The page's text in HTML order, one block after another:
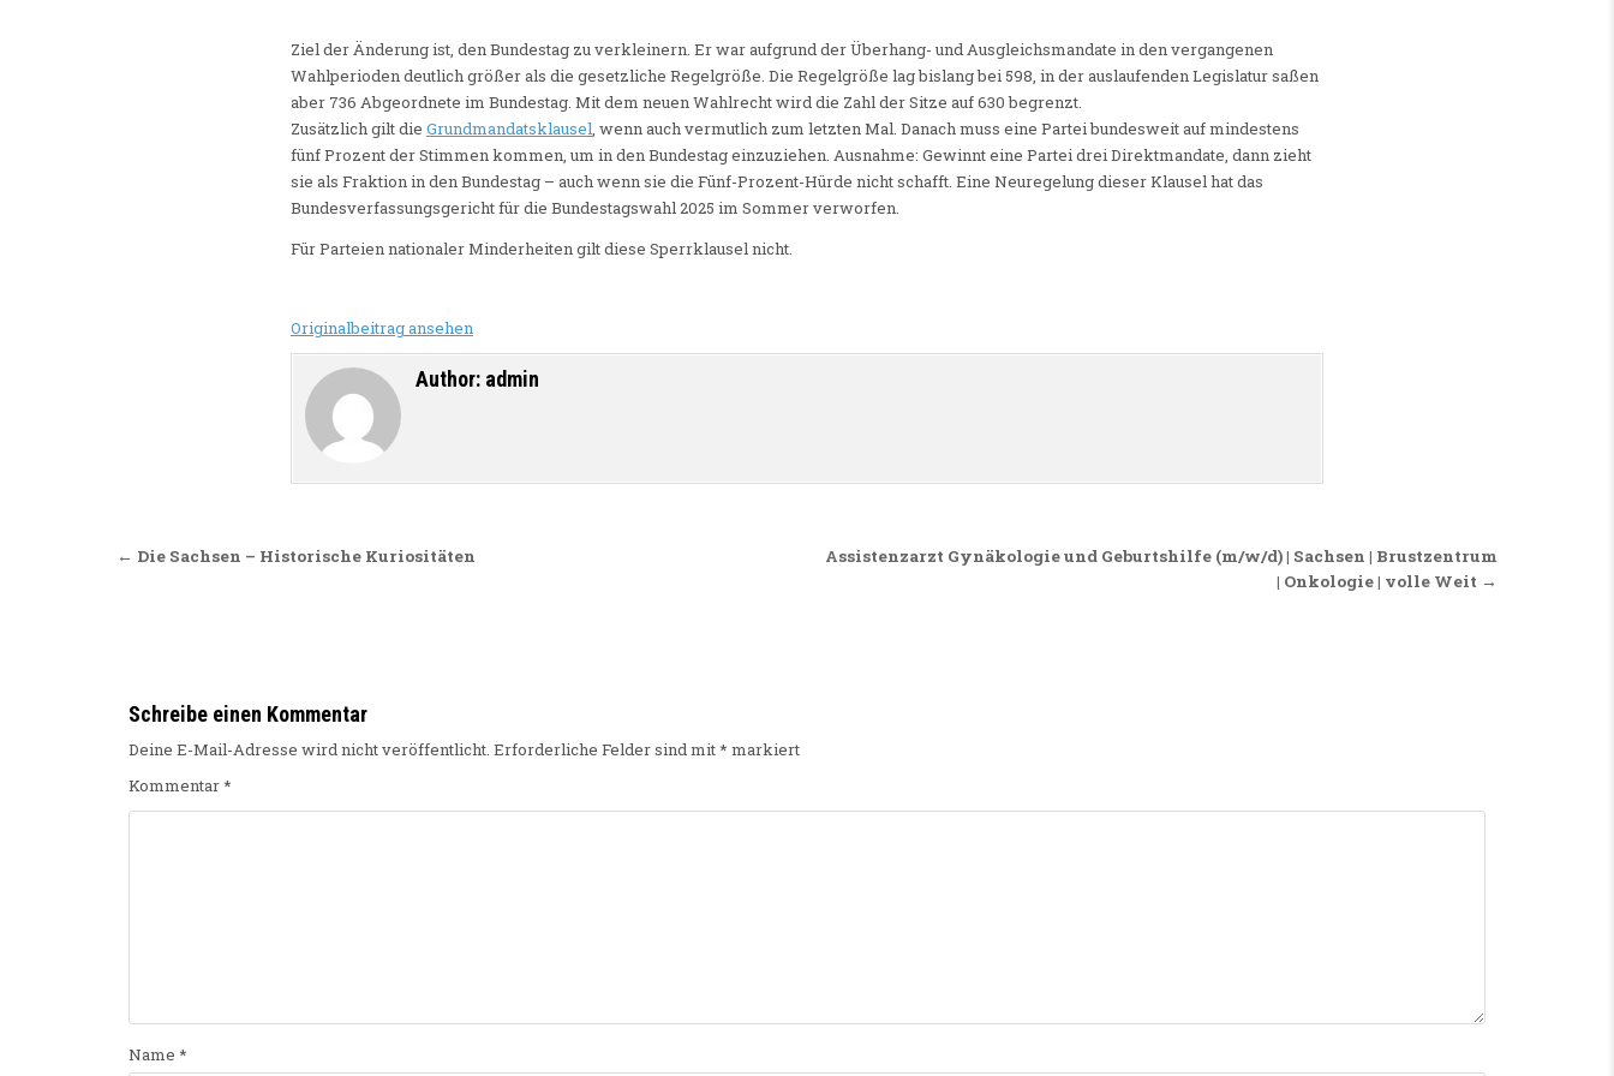
Ziel der Änderung ist, den Bundestag zu verkleinern. Er war aufgrund der Überhang- und Ausgleichsmandate in den vergangenen
Wahlperioden deutlich größer als die gesetzliche Regelgröße. Die Regelgröße lag bislang bei 598, in der auslaufenden Legislatur saßen
aber 736 Abgeordnete im Bundestag. Mit dem neuen Wahlrecht wird die Zahl der Sitze auf 630 begrenzt.
Zusätzlich gilt die Grundmandatsklausel, wenn auch vermutlich zum letzten Mal. Danach muss eine Partei bundesweit auf mindestens
fünf Prozent der Stimmen kommen, um in den Bundestag einzuziehen. Ausnahme: Gewinnt eine Partei drei Direktmandate, dann zieht
sie als Fraktion in den Bundestag – auch wenn sie die Fünf-Prozent-Hürde nicht schafft. Eine Neuregelung dieser Klausel hat das
Bundesverfassungsgericht für die Bundestagswahl 2025 im Sommer verworfen.
Für Parteien nationaler Minderheiten gilt diese Sperrklausel nicht.
Originalbeitrag ansehen
Author: admin
Beitragsnavigation
Assistenzarzt Gynäkologie und Geburtshilfe (m/w/d) | Sachsen | Brustzentrum
| Onkologie | volle Weit →
← Die Sachsen – Historische Kuriositäten
Schreibe einen Kommentar
Deine E-Mail-Adresse wird nicht veröffentlicht. Erforderliche Felder sind mit* markiert
Kommentar*
Name *